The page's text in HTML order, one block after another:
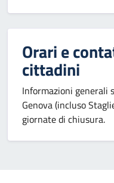
Orari e
cittadini
Informazioni generali
Genova (incluso
giornate di chiusura.